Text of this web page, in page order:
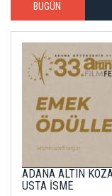
BUGÜN
ADANA ALTIN
USTA İSME